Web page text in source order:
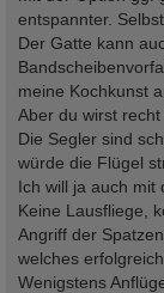
entspannter.
Der Gatte kann
meine Kochkunst
Aber du wirst
Die Segler sind
würde die Flügel
Ich will ja auch mit
Keine Lausfliege,
Angriff der
welches
Wenigstens